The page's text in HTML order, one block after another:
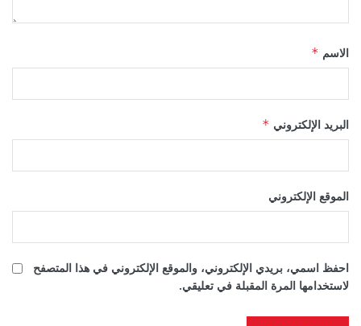
الاسم *
البريد الإلكتروني *
الموقع الإلكتروني
احفظ اسمي، بريدي الإلكتروني، والموقع الإلكتروني في هذا المتصفح
لاستخدامها المرة المقبلة في تعليقي.